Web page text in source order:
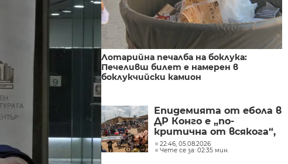
Лотарийна печалба на боклука:
Печеливш билет е намерен в
боклукчийски камион
Епидемията от ебола в
ДР Конго е „по-
критична от всякога“,
съобщиха от „Лекари
без граници“
22:46, 05.08.2026
Чете се за: 02:35 мин.